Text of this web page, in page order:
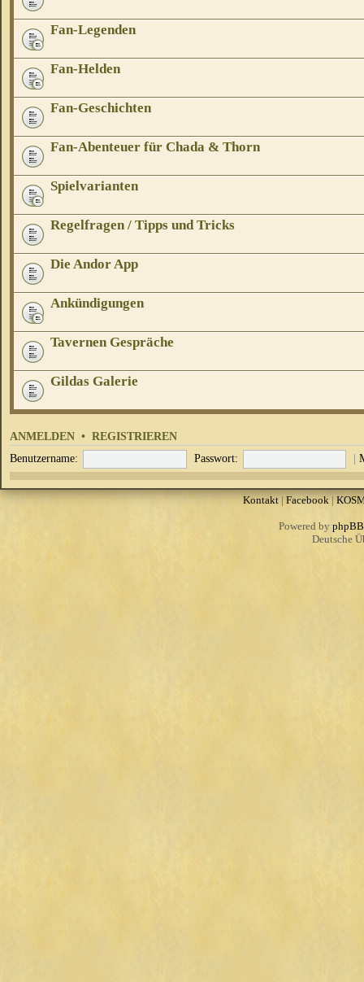
Fan-Legenden
Fan-Helden
Fan-Geschichten
Fan-Abenteuer für Chada & Thorn
Spielvarianten
Regelfragen / Tipps und Tricks
Die Andor App
Ankündigungen
Tavernen Gespräche
Gildas Galerie
ANMELDEN • REGISTRIEREN
Benutzername: Passwort: |
Kontakt| Facebook|
Powered by phpBB
Deutsche